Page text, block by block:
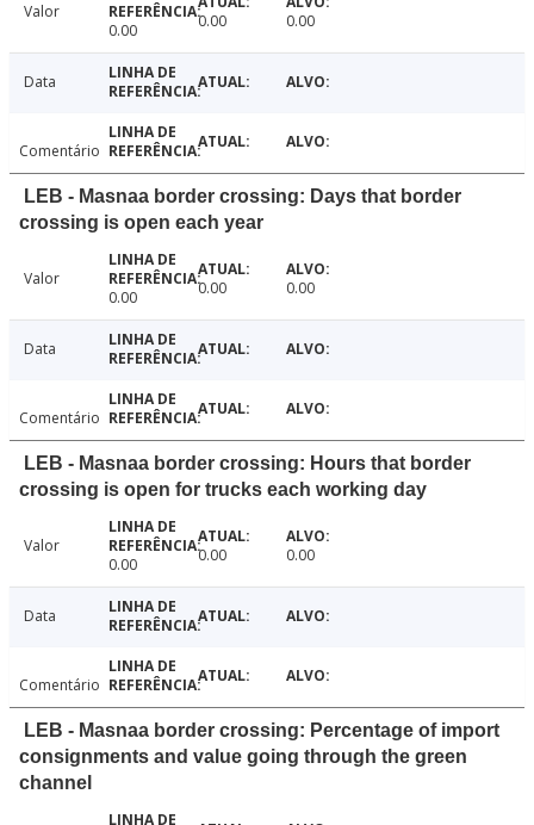
Valor
0.00
0.00 0.00
Data
Comentário
LEB - Masnaa border crossing: Days that border
crossing is open each year
Valor
0.00
0.00 0.00
Data
Comentário
LEB - Masnaa border crossing: Hours that border
crossing is open for trucks each working day
Valor
0.00
0.00 0.00
Data
Comentário
LEB - Masnaa border crossing: Percentage of import
consignments and value going through the green
channel